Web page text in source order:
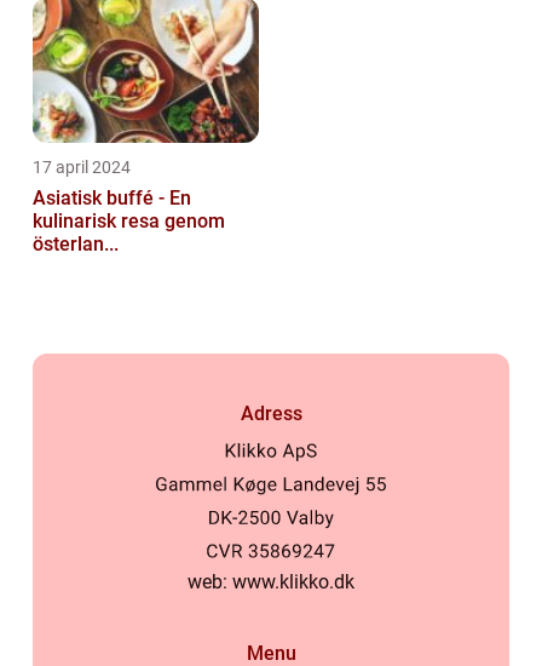
17 april 2024
Asiatisk buffé - En
kulinarisk resa genom
österlan...
Adress
web: www.klikko.dk
Menu